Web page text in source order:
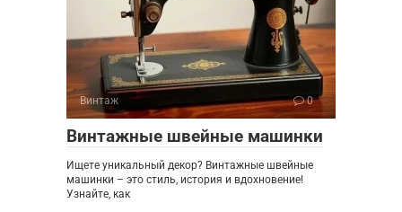
Винтаж 0
Винтажные швейные машинки
Ищете уникальный декор? Винтажные швейные
машинки – это стиль, история и вдохновение!
Узнайте, как